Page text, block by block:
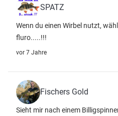
SPATZ
Wenn du einen Wirbel nutzt,
fluro.....!!!
vor 7 Jahre
Fischers Gold
Sieht mir nach einem